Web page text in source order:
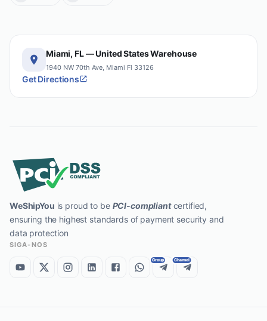
Miami, FL — United States Warehouse
1940 NW 70th Ave, Miami Fl 33126
Get Directions
WeShipYou is proud to be PCI-compliantcertified,
ensuring the highest standards of payment security and
data protection
SIGA-NOS
Group Channel